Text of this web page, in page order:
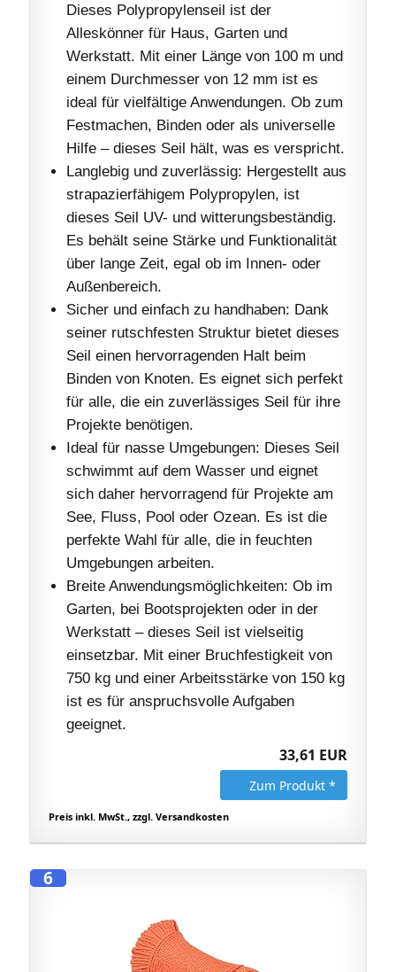
Dieses Polypropylenseil ist der
Alleskönner für Haus, Garten und
Werkstatt. Mit einer Länge von 100 m und
einem Durchmesser von 12 mm ist es
ideal für vielfältige Anwendungen. Ob zum
Festmachen, Binden oder als universelle
Hilfe – dieses Seil hält, was es verspricht.
Langlebig und zuverlässig: Hergestellt aus
strapazierfähigem Polypropylen, ist
dieses Seil UV- und witterungsbeständig.
Es behält seine Stärke und Funktionalität
über lange Zeit, egal ob im Innen- oder
Außenbereich.
Sicher und einfach zu handhaben: Dank
seiner rutschfesten Struktur bietet dieses
Seil einen hervorragenden Halt beim
Binden von Knoten. Es eignet sich perfekt
für alle, die ein zuverlässiges Seil für ihre
Projekte benötigen.
Ideal für nasse Umgebungen: Dieses Seil
schwimmt auf dem Wasser und eignet
sich daher hervorragend für Projekte am
See, Fluss, Pool oder Ozean. Es ist die
perfekte Wahl für alle, die in feuchten
Umgebungen arbeiten.
Breite Anwendungsmöglichkeiten: Ob im
Garten, bei Bootsprojekten oder in der
Werkstatt – dieses Seil ist vielseitig
einsetzbar. Mit einer Bruchfestigkeit von
750 kg und einer Arbeitsstärke von 150 kg
ist es für anspruchsvolle Aufgaben
geeignet.
33,61 EUR
Zum Produkt *
Preis inkl. MwSt., zzgl. Versandkosten
6